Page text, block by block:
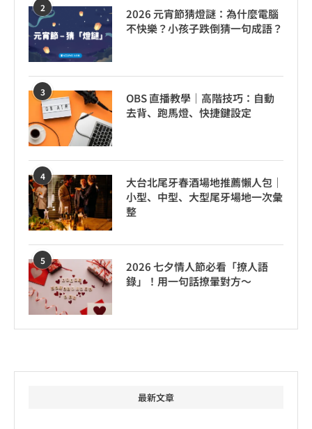
2
2026 元宵節猜燈謎：為什麼電腦
不快樂？小孩子跌倒猜一句成語？
3
OBS 直播教學｜高階技巧：自動
去背、跑馬燈、快捷鍵設定
4
大台北尾牙春酒場地推薦懶人包｜
小型、中型、大型尾牙場地一次彙
整
5
2026 七夕情人節必看「撩人語
錄」！用一句話撩暈對方～
最新文章